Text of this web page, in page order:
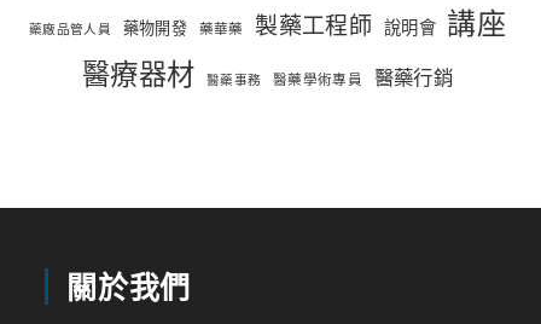
藥廠品管人員 藥物開發 藥華藥 製藥工程師 說明會 講座
醫療器材 醫藥事務 醫藥學術專員 醫藥行銷
關於我們